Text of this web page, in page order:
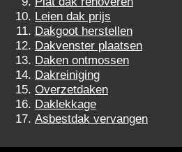
Leien dak prijs
Dakgoot herstellen
Dakvenster plaatsen
Daken ontmossen
Dakreiniging
Overzetdaken
Daklekkage
Asbestdak vervangen